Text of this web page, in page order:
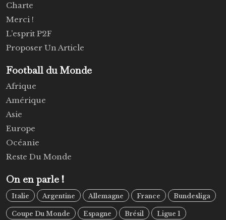
Charte
Merci !
L’esprit P2F
Proposer Un Article
Football du Monde
Afrique
Amérique
Asie
Europe
Océanie
Reste Du Monde
On en parle !
Italie Argentine Allemagne France Bundesliga
Coupe Du Monde Espagne Brésil Ligue 1